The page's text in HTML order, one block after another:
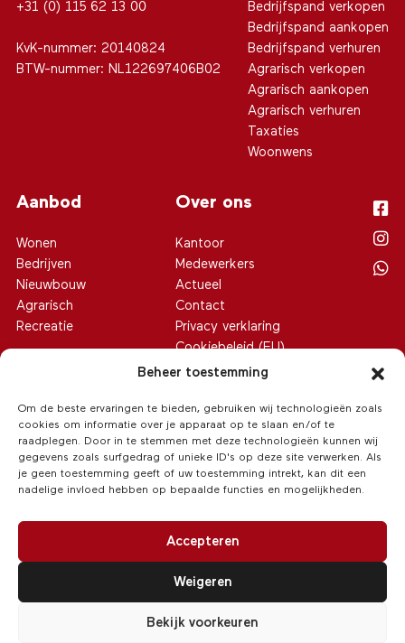
Beheer toestemming
Om de beste ervaringen te bieden, gebruiken wij technologieën zoals
cookies om informatie over je apparaat op te slaan en/of te
raadplegen. Door in te stemmen met deze technologieën kunnen wij
gegevens zoals surfgedrag of unieke ID's op deze site verwerken. Als
je geen toestemming geeft of uw toestemming intrekt, kan dit een
nadelige invloed hebben op bepaalde functies en mogelijkheden.
Accepteren
Weigeren
Bekijk voorkeuren
+31 (0) 115 62 13 00
KvK-nummer: 20140824
BTW-nummer: NL122697406B02
Bedrijfspand verkopen
Bedrijfspand aankopen
Bedrijfspand verhuren
Agrarisch verkopen
Agrarisch aankopen
Agrarisch verhuren
Taxaties
Woonwens
Aanbod
Wonen
Bedrijven
Nieuwbouw
Agrarisch
Recreatie
Over ons
Kantoor
Medewerkers
Actueel
Contact
Privacy verklaring
Cookiebeleid (EU)